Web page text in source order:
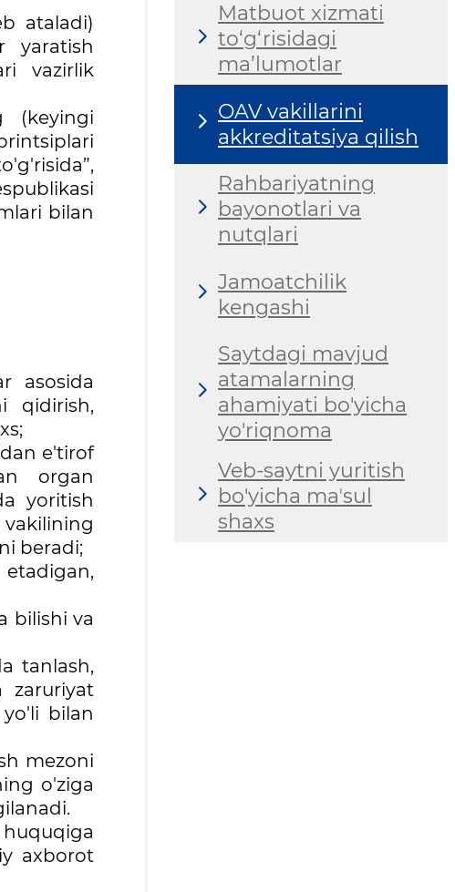
ataladi)
yaratish
vazirlik
(keyingi
bilan
asosida
qidirish,
e'tirof
organ
yoritish
beradi;
bilishi va
tanlash,
zaruriyat
bilan
mezoni
o'ziga
axborot
Matbuot xizmati
to‘g‘risidagi
ma’lumotlar
OAV vakillarini
akkreditatsiya qilish
Rahbariyatning
bayonotlari va
nutqlari
Jamoatchilik
kengashi
Saytdagi mavjud
atamalarning
ahamiyati bo'yicha
yo'riqnoma
Veb-saytni yuritish
bo'yicha maʼsul
shaxs